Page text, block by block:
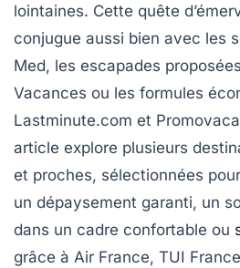
lointaines. Cette quête
conjugue aussi bien avec les
Med, les escapades
Vacances ou les formules
Lastminute.com et
article explore plusieurs
et proches, sélectionnées
un dépaysement garanti, un
dans un cadre confortable ou
grâce à Air France, TUI